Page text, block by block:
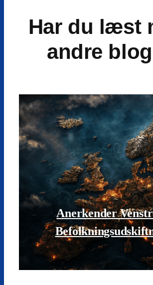
Har du læst
andre
Anerkender
LÆS MERE